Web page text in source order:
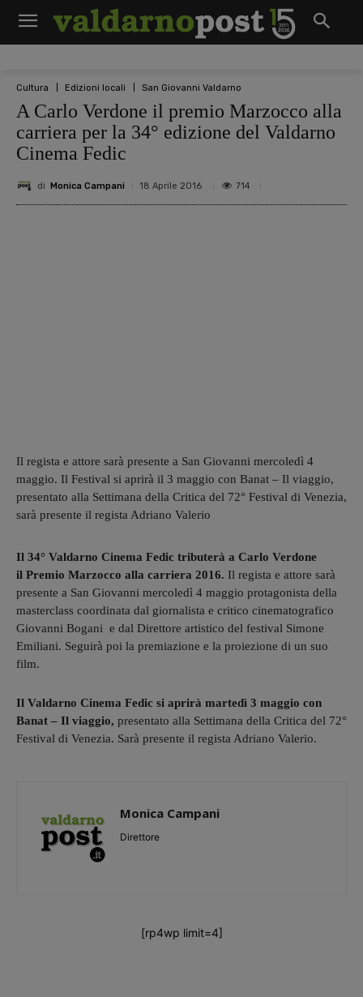
Cultura Edizioni locali San Giovanni Valdarno
A Carlo Verdone il premio Marzocco alla
carriera per la 34° edizione del Valdarno
Cinema Fedic
di Monica Campani 18 Aprile 2016 714
Il regista e attore sarà presente a San Giovanni mercoledì 4
maggio. Il Festival si aprirà il 3 maggio con Banat – Il viaggio,
presentato alla Settimana della Critica del 72° Festival di Venezia,
sarà presente il regista Adriano Valerio
Il 34° Valdarno Cinema Fedic tributerà a Carlo Verdone
il Premio Marzocco alla carriera 2016. Il regista e attore sarà
presente a San Giovanni mercoledì 4 maggio protagonista della
masterclass coordinata dal giornalista e critico cinematografico
Giovanni Bogani e dal Direttore artistico del festival Simone
Emiliani. Seguirà poi la premiazione e la proiezione di un suo
film.
Il Valdarno Cinema Fedic si aprirà martedì 3 maggio con
Banat – Il viaggio, presentato alla Settimana della Critica del 72°
Festival di Venezia. Sarà presente il regista Adriano Valerio.
Monica Campani
Direttore
[rp4wp limit=4]